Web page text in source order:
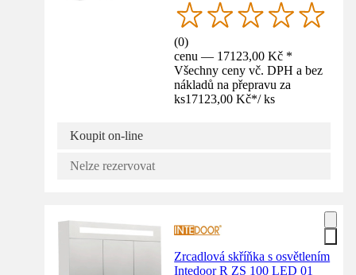
(0)
cenu — 17123,00 Kč *
Všechny ceny vč. DPH a bez
nákladů na přepravu za
ks17123,00 Kč*/ ks
Koupit on-line
Nelze rezervovat
Zrcadlová skříňka s osvětlením
Intedoor R ZS 100 LED 01